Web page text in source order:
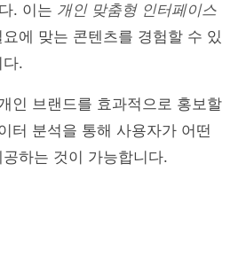
. 이는 개인 맞춤형 인터페이스
에 맞는 콘텐츠를 경험할 수 있
.
인 브랜드를 효과적으로 홍보할
터 분석을 통해 사용자가 어떤
하는 것이 가능합니다.